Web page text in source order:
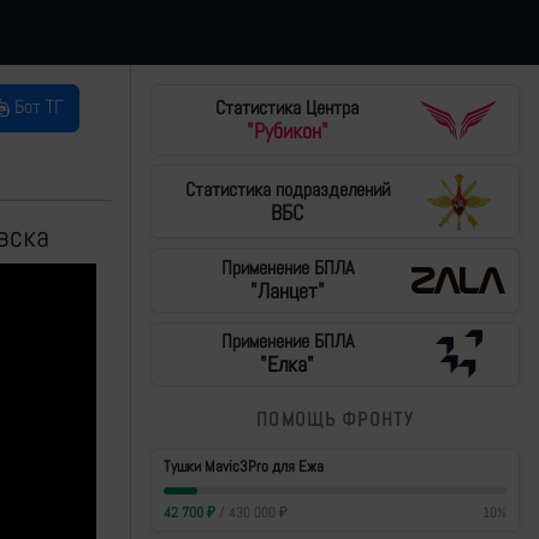
Бот ТГ
Статистика Центра
"Рубикон"
Статистика подразделений
ВБС
Применение БПЛА
"Ланцет"
Применение БПЛА
"Елка"
ПОМОЩЬ ФРОНТУ
Тушки Mavic3Pro для Ежа
42 700₽/ 430 000 ₽ 10%